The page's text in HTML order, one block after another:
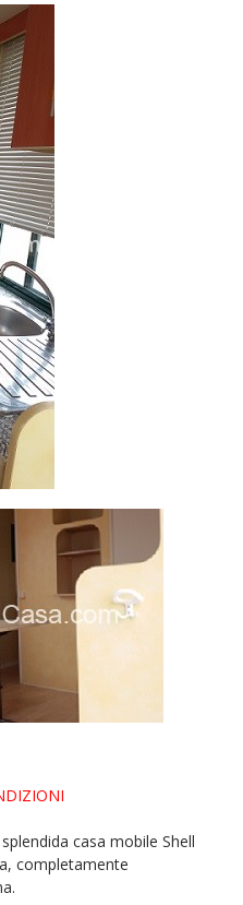
casa mobile Shell
completamente